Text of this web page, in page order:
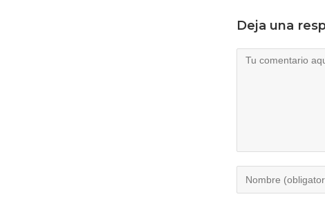
Deja una